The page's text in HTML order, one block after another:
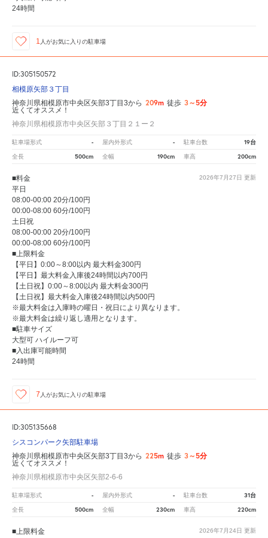
24時間
1 人がお気に入りの駐車場
ID:305150572
相模原矢部３丁目
神奈川県相模原市中央区矢部3丁目3から 209m 徒歩 3～5分
近くてオススメ！
神奈川県相模原市中央区矢部３丁目２１ー２
駐車場形式 - 屋内外形式 - 駐車台数 19台
全長 500cm 全幅 190cm 車高 200cm
2026年7月27日 更新
■料金
平日
08:00-00:00 20分/100円
00:00-08:00 60分/100円
土日祝
08:00-00:00 20分/100円
00:00-08:00 60分/100円
■上限料金
【平日】0:00～8:00以内 最大料金300円
【平日】最大料金入庫後24時間以内700円
【土日祝】0:00～8:00以内 最大料金300円
【土日祝】最大料金入庫後24時間以内500円
※最大料金は入庫時の曜日・祝日により異なります。
※最大料金は繰り返し適用となります。
■駐車サイズ
大型可 ハイルーフ可
■入出庫可能時間
24時間
7 人がお気に入りの駐車場
ID:305135668
シスコンパーク矢部駐車場
神奈川県相模原市中央区矢部3丁目3から 225m 徒歩 3～5分
近くてオススメ！
神奈川県相模原市中央区矢部2-6-6
駐車場形式 - 屋内外形式 - 駐車台数 31台
全長 500cm 全幅 230cm 車高 220cm
2026年7月24日 更新
■上限料金